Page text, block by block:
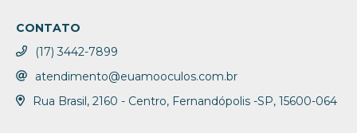
CONTATO
(17) 3442-7899
atendimento@euamooculos.com.br
Rua Brasil, 2160 - Centro, Fernandópolis -SP, 15600-064